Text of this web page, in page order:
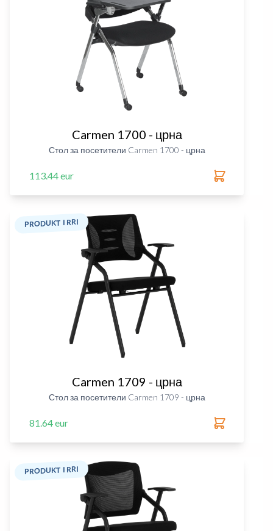
Carmen 1700 - црна
Стол за посетители Carmen 1700 - црна
113.44 eur
PRODUKT I RRI
Carmen 1709 - црна
Стол за посетители Carmen 1709 - црна
81.64 eur
PRODUKT I RRI